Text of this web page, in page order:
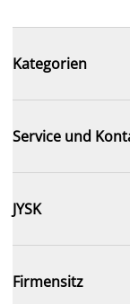
Kategorien
Service und
JYSK
Firmensitz